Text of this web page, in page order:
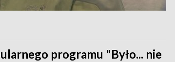
programu "Było... nie